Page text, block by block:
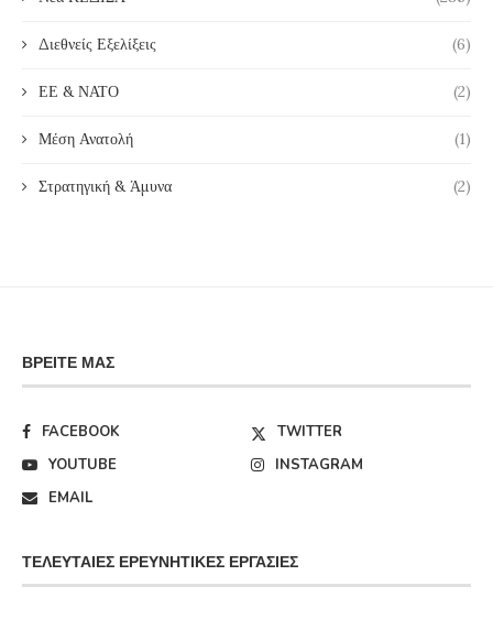
Διεθνείς Εξελίξεις (6)
ΕΕ & ΝΑΤΟ (2)
Μέση Ανατολή (1)
Στρατηγική & Άμυνα (2)
ΒΡΕΊΤΕ ΜΑΣ
FACEBOOK
TWITTER
YOUTUBE
INSTAGRAM
EMAIL
ΤΕΛΕΥΤΑΊΕΣ ΕΡΕΥΝΗΤΙΚΈΣ ΕΡΓΑΣΊΕΣ